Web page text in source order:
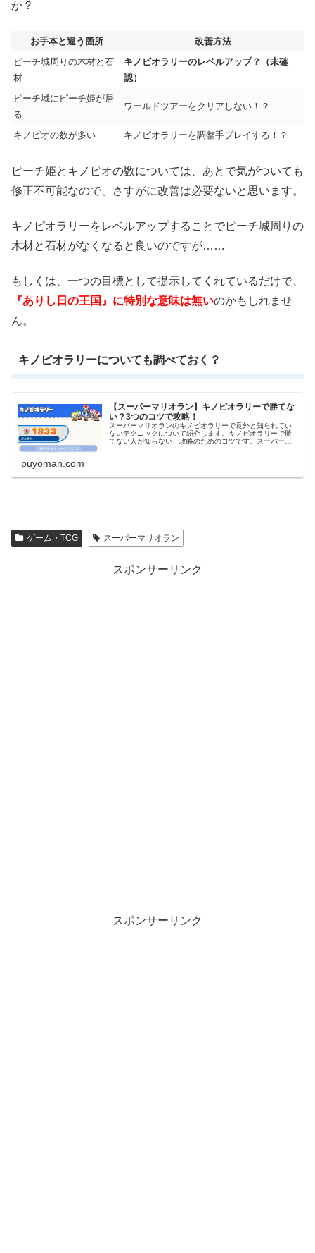
か？
お手本と違う箇所
改善方法
ピーチ城周りの木材と石
材
キノピオラリーのレベルアップ？（未確
認）
ピーチ城にピーチ姫が居
る
ワールドツアーをクリアしない！？
キノピオの数が多い キノピオラリーを調整手プレイする！？
ピーチ姫とキノピオの数については、あとで気がついても
修正不可能なので、さすがに改善は必要ないと思います。
キノピオラリーをレベルアップすることでピーチ城周りの
木材と石材がなくなると良いのですが……
もしくは、一つの目標として提示してくれているだけで、
『ありし日の王国』に特別な意味は無いのかもしれませ
ん。
キノピオラリーについても調べておく？
【スーパーマリオラン】キノピオラリーで勝てな
い？3つのコツで攻略！
スーパーマリオランのキノピオラリーで意外と知られてい
ないテクニックについて紹介します。キノピオラリーで勝
てない人が知らない、攻略のためのコツです。スーパーマ
puyoman.com
ゲーム・TCG スーパーマリオラン
スポンサーリンク
スポンサーリンク